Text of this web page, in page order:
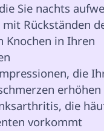
Sie nachts
Rückständen
Knochen in Ihren
die
erhöhen
die
vorkommt